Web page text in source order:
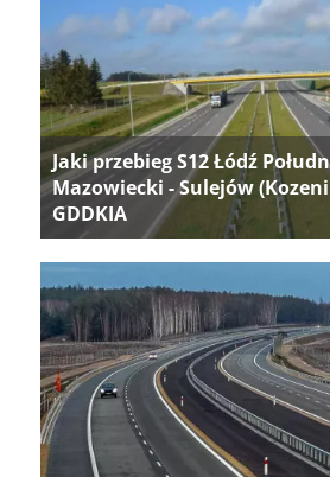
Jaki przebieg S12 Łódź
Mazowiecki - Sulejów
GDDKIA